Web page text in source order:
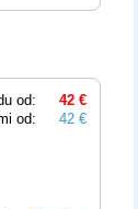
od:
42 €
od:
42 €